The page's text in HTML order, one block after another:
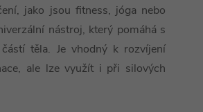
jako jsou fitness, jóga nebo
nástroj, který pomáhá s
těla. Je vhodný k rozvíjení
ale lze využít i při silových